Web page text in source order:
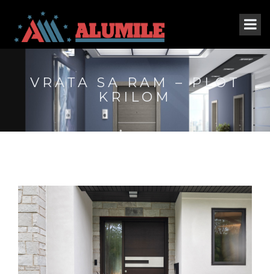
VRATA SA RAM – PLOT
KRILOM